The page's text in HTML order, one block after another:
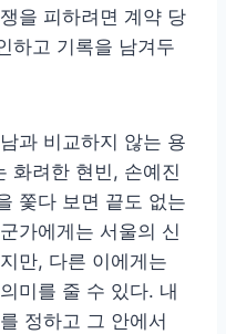
을 피하려면 계약 당
하고 기록을 남겨두
과 비교하지 않는 용
화려한 현빈, 손예진
쫓다 보면 끝도 없는
가에게는 서울의 신
만, 다른 이에게는
미를 줄 수 있다. 내
정하고 그 안에서